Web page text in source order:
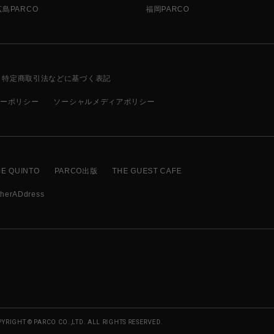
島PARCO
福岡PARCO
特定商取引法などに基づく表記
ポリシー ソーシャルメディアポリシー
QUINTO PARCO出版 THE GUEST CAFE
© PARCO CO.,LTD. ALL RIGHTS RESERVED.